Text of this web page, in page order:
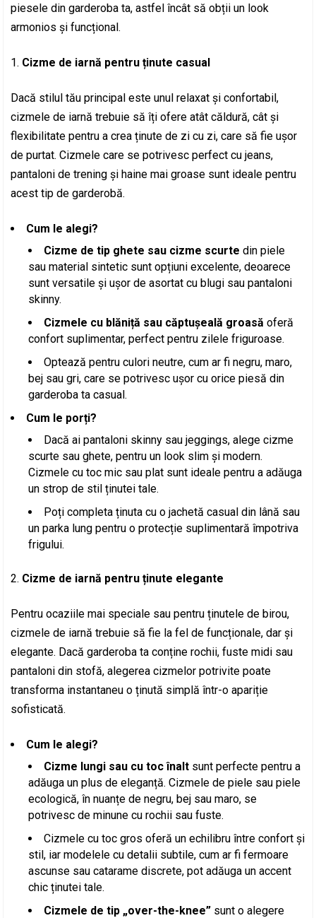
piesele din garderoba ta, astfel încât să obții un look
armonios și funcțional.
Cizme de iarnă pentru ținute casual
Dacă stilul tău principal este unul relaxat și confortabil,
cizmele de iarnă trebuie să îți ofere atât căldură, cât și
flexibilitate pentru a crea ținute de zi cu zi, care să fie ușor
de purtat. Cizmele care se potrivesc perfect cu jeans,
pantaloni de trening și haine mai groase sunt ideale pentru
acest tip de garderobă.
Cum le alegi?
Cizme de tip ghete sau cizme scurte din piele
sau material sintetic sunt opțiuni excelente, deoarece
sunt versatile și ușor de asortat cu blugi sau pantaloni
skinny.
Cizmele cu blăniță sau căptușeală groasă oferă
confort suplimentar, perfect pentru zilele friguroase.
Optează pentru culori neutre, cum ar fi negru, maro,
bej sau gri, care se potrivesc ușor cu orice piesă din
garderoba ta casual.
Cum le porți?
Dacă ai pantaloni skinny sau jeggings, alege cizme
scurte sau ghete, pentru un look slim și modern.
Cizmele cu toc mic sau plat sunt ideale pentru a adăuga
un strop de stil ținutei tale.
Poți completa ținuta cu o jachetă casual din lână sau
un parka lung pentru o protecție suplimentară împotriva
frigului.
Cizme de iarnă pentru ținute elegante
Pentru ocaziile mai speciale sau pentru ținutele de birou,
cizmele de iarnă trebuie să fie la fel de funcționale, dar și
elegante. Dacă garderoba ta conține rochii, fuste midi sau
pantaloni din stofă, alegerea cizmelor potrivite poate
transforma instantaneu o ținută simplă într-o apariție
sofisticată.
Cum le alegi?
Cizme lungi sau cu toc înalt sunt perfecte pentru a
adăuga un plus de eleganță. Cizmele de piele sau piele
ecologică, în nuanțe de negru, bej sau maro, se
potrivesc de minune cu rochii sau fuste.
Cizmele cu toc gros oferă un echilibru între confort și
stil, iar modelele cu detalii subtile, cum ar fi fermoare
ascunse sau catarame discrete, pot adăuga un accent
chic ținutei tale.
Cizmele de tip „over-the-knee” sunt o alegere